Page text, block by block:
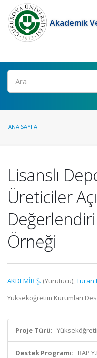
Akademik
Ara
ANA SAYFA
Lisanslı
Üreticiler
Örneği
AKDEMİR Ş. (Yürütücü),Turan
Yükseköğretim Kurumları
Proje Türü:
Destek Programı: BAP